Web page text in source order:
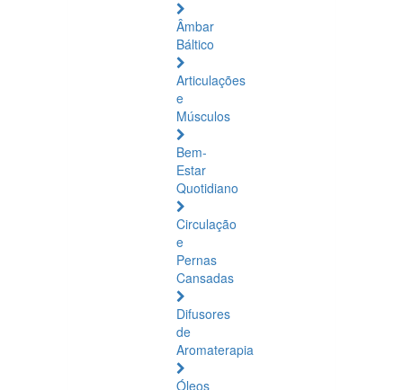
Âmbar
Báltico
Articulações
e
Músculos
Bem-
Estar
Quotidiano
Circulação
e
Pernas
Cansadas
Difusores
de
Aromaterapia
Óleos